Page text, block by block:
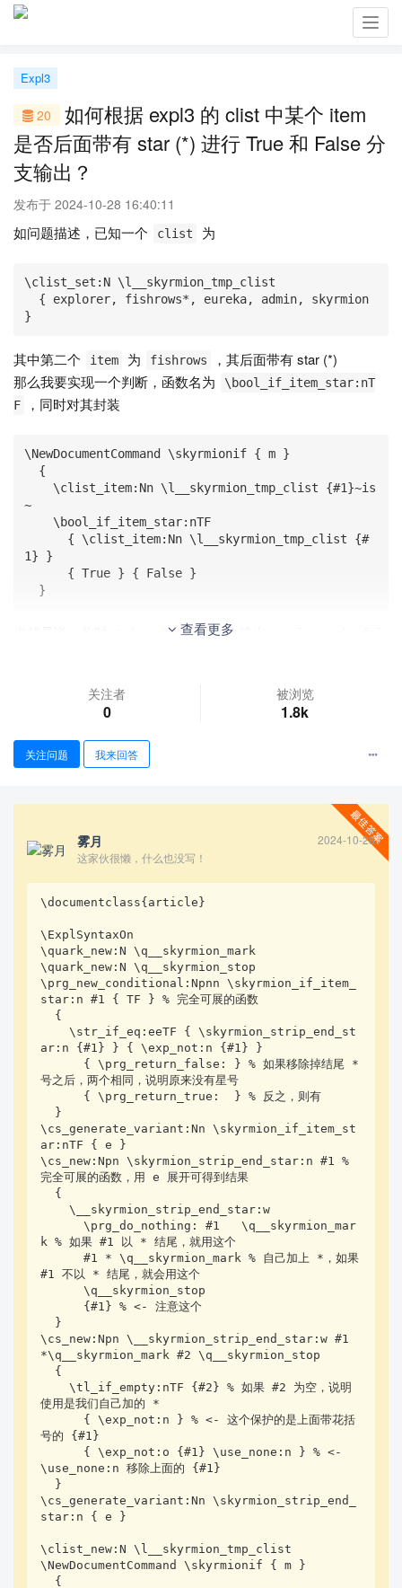
Expl3
20
如何根据 expl3 的 clist 中某个 item
是否后面带有 star (*) 进行 True 和 False 分
支输出？
发布于 2024-10-28 16:40:11
如问题描述，已知一个 clist 为
\clist_set:N \l__skyrmion_tmp_clist
}
其中第二个 item 为 fishrows
，其后面带有 star (*)
那么我要实现一个判断，函数名为
\bool_if_item_star:nT
F
，同时对其封装
\NewDocumentCommand \skyrmionif { m }
~
1} }
  }
\skyrmionif{1} 会输出
\skyrmionif{2} fishrows* is true
查看更多
关注者
0
被浏览
1.8k
关注问题 我来回答
雾月
2024-10-28
这家伙很懒，什么也没写！
\documentclass{article}
\ExplSyntaxOn
\quark_new:N \q__skyrmion_mark
\quark_new:N \q__skyrmion_stop
\prg_new_conditional:Npnn \skyrmion_if_item_
star:n #1 { TF } % 完全可展的函数
    \str_if_eq:eeTF { \skyrmion_strip_end_st
ar:n {#1} } { \exp_not:n {#1} }
号之后，两个相同，说明原来没有星号
\cs_generate_variant:Nn \skyrmion_if_item_st
ar:nTF { e }
\cs_new:Npn \skyrmion_strip_end_star:n #1 %
完全可展的函数，用 e 展开可得到结果
    \__skyrmion_strip_end_star:w
      \prg_do_nothing: #1   \q__skyrmion_mar
k % 如果 #1 以 * 结尾，就用这个
      #1 * \q__skyrmion_mark % 自己加上 *，如果
#1 不以 * 结尾，就会用这个
      \q__skyrmion_stop
\cs_new:Npn \__skyrmion_strip_end_star:w #1
*\q__skyrmion_mark #2 \q__skyrmion_stop
    \tl_if_empty:nTF {#2} % 如果 #2 为空，说明
使用是我们自己加的 *
号的 {#1}
\use_none:n 移除上面的 {#1}
\cs_generate_variant:Nn \skyrmion_strip_end_
star:n { e }
\clist_new:N \l__skyrmion_tmp_clist
\NewDocumentCommand \skyrmionif { m }